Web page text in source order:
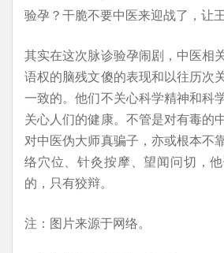
验孕？干脆不要中医来迎战了，让
其实在这次脉诊验孕闹剧，中医相
语权的脑残文傻的表现和以往历次
一致的。他们不关心科学精神和科
关心人们的健康。不管是对有毒的
对中医伪大师真骗子，亦或根本不
络穴位、针灸按摩、望闻问切，
的，只有狡辩。
注：图片来源于网络。